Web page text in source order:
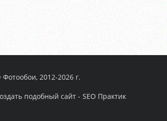
2012-2026 г.
подобный сайт - SEO Практик